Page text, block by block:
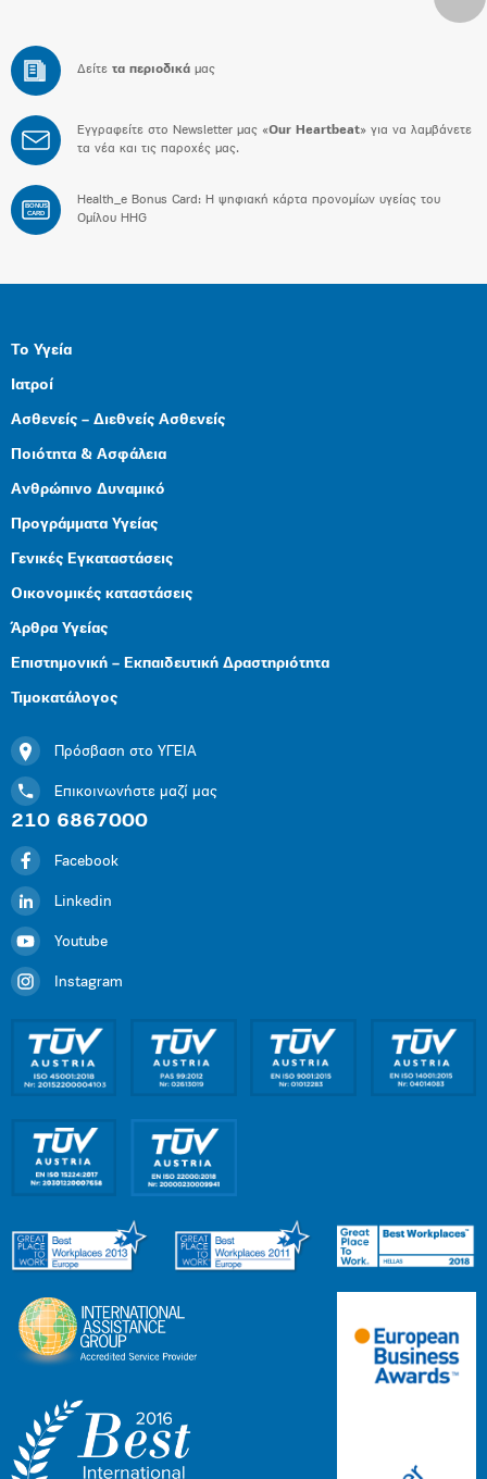
Δείτε τα περιοδικά μας
Εγγραφείτε στο Newsletter μας «Our Heartbeat» για να λαμβάνετε
τα νέα και τις παροχές μας.
BONUS
CARD
Health_e Bonus Card: H ψηφιακή κάρτα προνομίων υγείας του
Ομίλου HHG
Το Υγεία
Ιατροί
Ασθενείς – Διεθνείς Ασθενείς
Ποιότητα & Ασφάλεια
Ανθρώπινο Δυναμικό
Προγράμματα Υγείας
Γενικές Εγκαταστάσεις
Οικονομικές καταστάσεις
Άρθρα Υγείας
Επιστημονική – Εκπαιδευτική Δραστηριότητα
Τιμοκατάλογος
Πρόσβαση στο ΥΓΕΙΑ
Επικοινωνήστε μαζί μας
210 6867000
Facebook
Linkedin
Youtube
Instagram